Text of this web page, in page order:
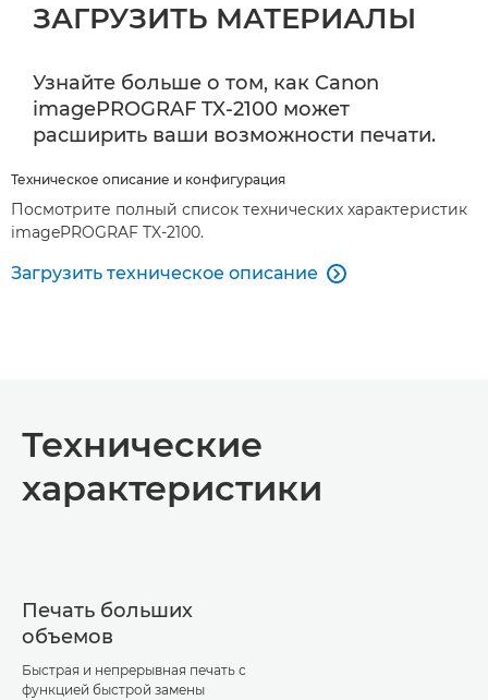
ЗАГРУЗИТЬ МАТЕРИАЛЫ
Узнайте больше о том, как Canon
imagePROGRAF TX-2100 может
расширить ваши возможности печати.
Техническое описание и конфигурация
Посмотрите полный список технических характеристик
imagePROGRAF TX-2100.
Загрузить техническое описание 
Технические
характеристики
Печать больших
объемов
Быстрая и непрерывная печать с
функцией быстрой замены